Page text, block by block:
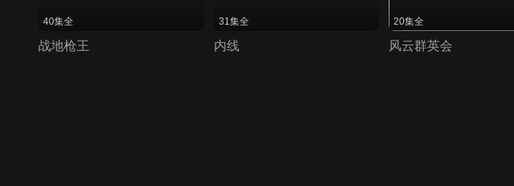
40集全
战地枪王
31集全
内线
20集全
风云群英会